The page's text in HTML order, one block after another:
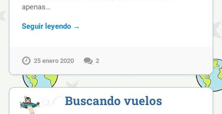
apenas…
Seguir leyendo →
25 enero 2020 2
Buscando vuelos